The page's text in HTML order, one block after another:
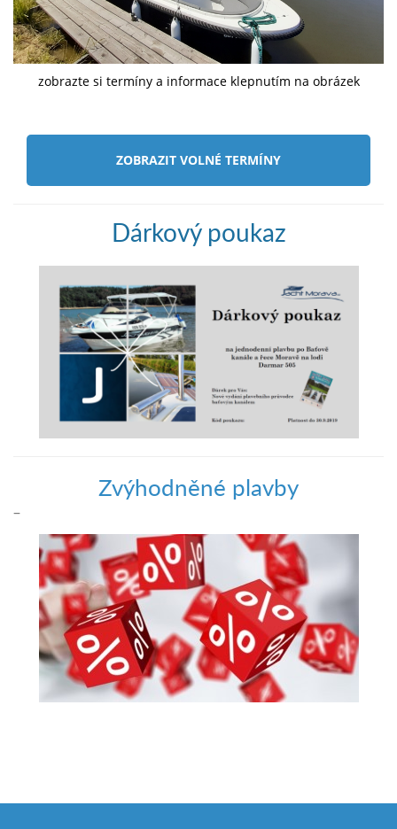
zobrazte si termíny a informace klepnutím na obrázek
ZOBRAZIT VOLNÉ TERMÍNY
Dárkový poukaz
Zvýhodněné plavby
–